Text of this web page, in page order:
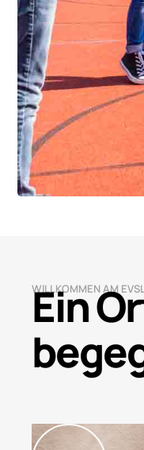
WILLKOMMEN AM
Ein